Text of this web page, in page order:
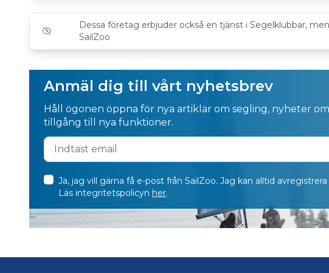
Dessa företag erbjuder också en tjänst i Segelklubbar,
SailZoo
Anmäl dig till vårt nyhetsbrev
Håll ögonen öppna för nya artiklar om segling, nyheter
tillgång till nya funktioner.
Ja, jag vill gärna få e-post från SailZoo. Jag kan alltid
Läs integritetspolicyn her.